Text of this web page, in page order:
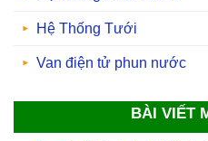
Hệ Thống Tưới
Van điện tử phun nước
BÀI VIẾT